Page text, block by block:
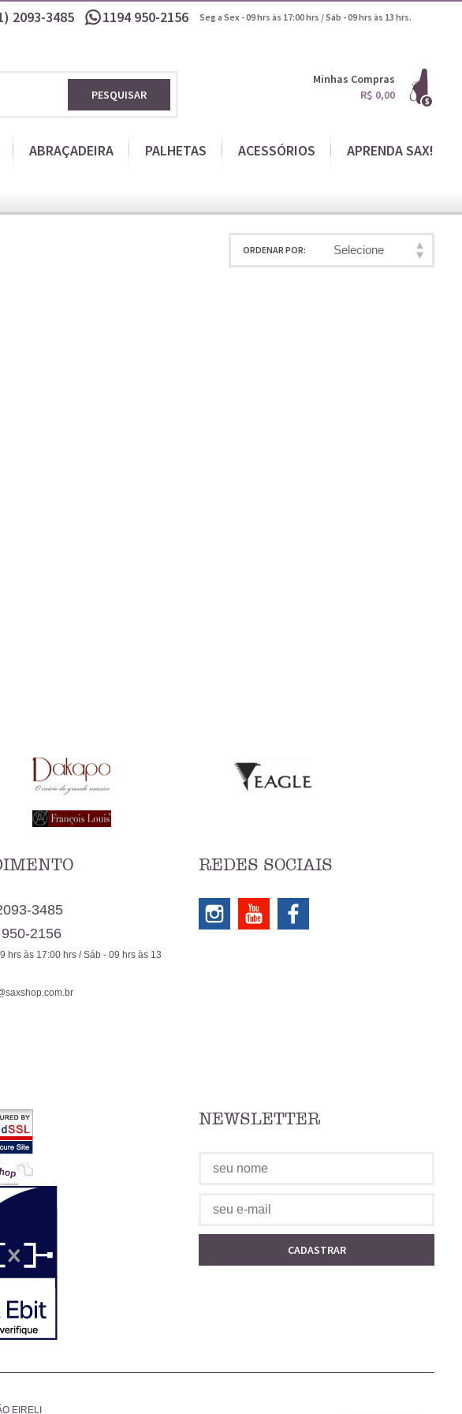
2093-3485 1194950-2156 Seg a Sex - 09 hrs às 17:00 hrs / Sáb - 09 hrs às 13 hrs.
PESQUISAR
Minhas Compras
R$ 0,00
ABRAÇADEIRA PALHETAS ACESSÓRIOS APRENDA SAX!
ORDENAR POR Selecione
3485
950-2156
hrs às 17:00 hrs / Sáb - 09 hrs às 13
REDES SOCIAIS
NEWSLETTER
CADASTRAR
EIRELI